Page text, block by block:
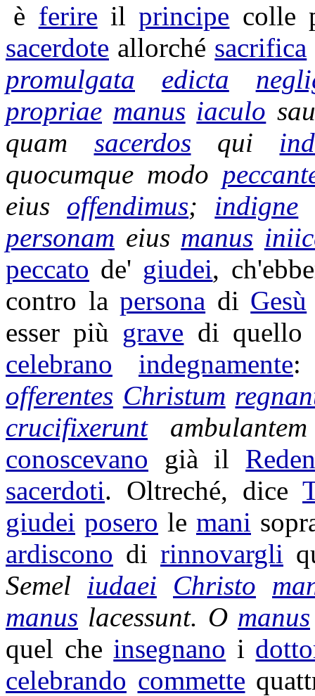
è ferire ilprincipe colle
sacerdote allorché sacrifica
promulgata
edicta
propriae manus iaculo
quam sacerdos qui
quocumque modo
eius offendimus; indigne
personam eius manus
peccato de' giudei,
contro lapersona di Gesù
esser più grave di
celebrano
indegnamente
offerentes Christum
crucifixerunt
ambulantem
conoscevano già il
sacerdoti. Oltreché, dice
giudei posero le mani
ardiscono di rinnovargli
Semel iudaei Christo
manus lacessunt. O manus
quel che insegnano i
celebrando commette